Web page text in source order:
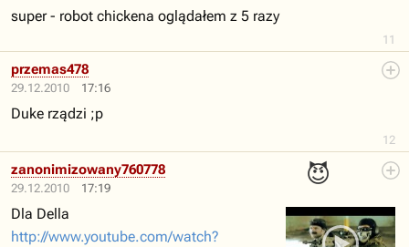
11
super - robot chickena oglądałem z 5 razy
29.12.2010 17:16
12
przemas478
Duke rządzi ;p
29.12.2010 17:19
😈
zanonimizowany760778
Dla Della
http://www.youtube.com/watch?